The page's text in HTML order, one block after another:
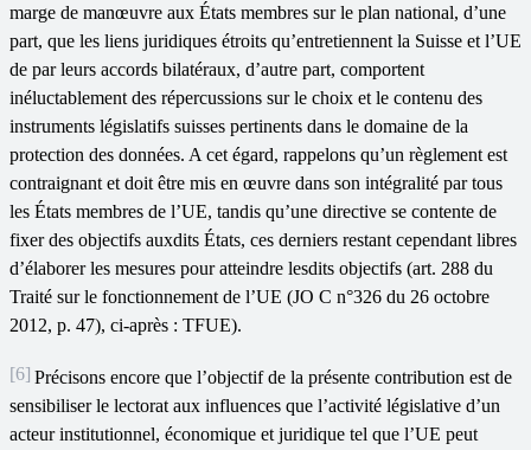
marge de manœuvre aux États membres sur le plan national, d’une
part, que les liens juridiques étroits qu’entretiennent la Suisse et l’UE
de par leurs accords bilatéraux, d’autre part, comportent
inéluctablement des répercussions sur le choix et le contenu des
instruments législatifs suisses pertinents dans le domaine de la
protection des données. A cet égard, rappelons qu’un règlement est
contraignant et doit être mis en œuvre dans son intégralité par tous
les États membres de l’UE, tandis qu’une directive se contente de
fixer des objectifs auxdits États, ces derniers restant cependant libres
d’élaborer les mesures pour atteindre lesdits objectifs (art. 288 du
Traité sur le fonctionnement de l’UE (JO C n°326 du 26 octobre
2012, p. 47), ci-après : TFUE).
[6] Précisons encore que l’objectif de la présente contribution est de
sensibiliser le lectorat aux influences que l’activité législative d’un
acteur institutionnel, économique et juridique tel que l’UE peut